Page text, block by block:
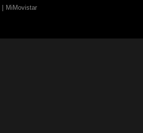
MiMovistar